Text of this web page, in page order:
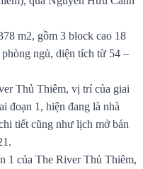
m2, gồm 3 block cao 18
ngủ, diện tích từ 54 –
Thủ Thiêm, vị trí của giai
đoạn 1, hiện đang là nhà
tiết cũng như lịch mở bán
1 của The River Thủ Thiêm,